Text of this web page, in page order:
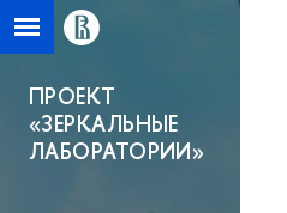
ПРОЕКТ
«ЗЕРКАЛЬНЫЕ
ЛАБОРАТОРИИ»